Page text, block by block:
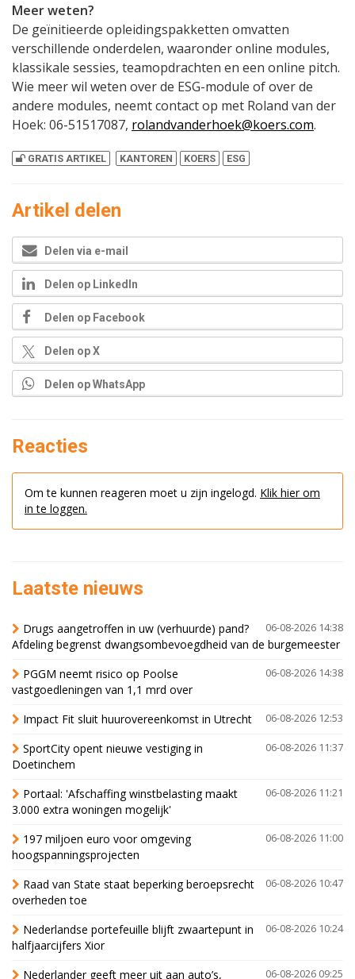
Meer weten?
De geïnitieerde opleidingspakketten omvatten
verschillende onderdelen, waaronder online modules,
klassikale sessies, teamopdrachten en een online pitch.
Wie meer wil weten over de ESG-module of over de
andere modules, neemt contact op met Roland van der
Hoek: 06-51517087, rolandvanderhoek@koers.com.
GRATIS ARTIKEL KANTOREN KOERS ESG
Artikel delen
Delen via e-mail
Delen op LinkedIn
Delen op Facebook
Delen op X
Delen op WhatsApp
Reacties
Om te kunnen reageren moet u zijn ingelogd. Klik hier om
in te loggen.
Laatste nieuws
06-08-2026 14:38
Drugs aangetroffen in uw (verhuurde) pand?
Afdeling begrenst dwangsombevoegdheid van de burgemeester
06-08-2026 14:38
PGGM neemt risico op Poolse
vastgoedleningen van 1,1 mrd over
06-08-2026 12:53
Impact Fit sluit huurovereenkomst in Utrecht
06-08-2026 11:37
SportCity opent nieuwe vestiging in
Doetinchem
06-08-2026 11:21
Portaal: 'Afschaffing winstbelasting maakt
3.000 extra woningen mogelijk'
06-08-2026 11:00
197 miljoen euro voor omgeving
hoogspanningsprojecten
06-08-2026 10:47
Raad van State staat beperking beroepsrecht
overheden toe
06-08-2026 10:24
Nederlandse portefeuille blijft zwaartepunt in
halfjaarcijfers Xior
06-08-2026 09:25
Nederlander geeft meer uit aan auto’s,